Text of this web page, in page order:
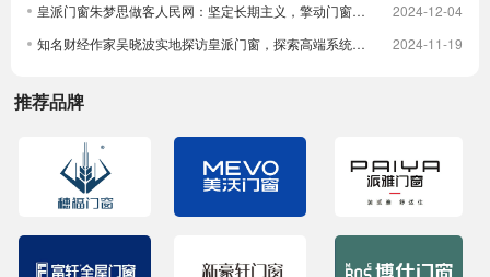
皇派门窗朱梦思做客人民网：坚定长期主义，擎动门窗高质量发展
2024-12-04
知名财经作家吴晓波实地探访皇派门窗，探索高端系统门窗智造实力，深入体验高端隔音门窗
2024-11-19
推荐品牌